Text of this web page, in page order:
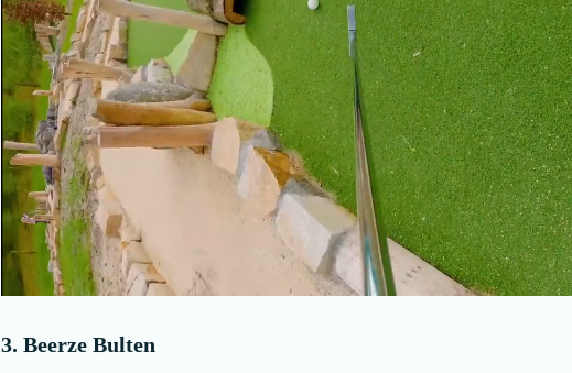
3. Beerze Bulten